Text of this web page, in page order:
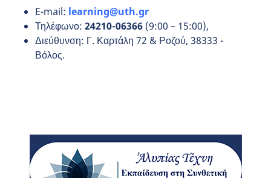
E-mail: learning@uth.gr
Τηλέφωνο: 24210-06366 (9:00 – 15:00),
Διεύθυνση: Γ. Καρτάλη 72 & Ροζού, 38333 -
Βόλος.